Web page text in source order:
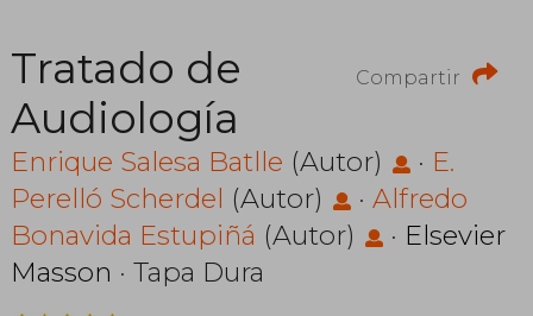
Compartir
Tratado de
Audiología
Enrique Salesa Batlle (Autor) · E.
Perelló Scherdel (Autor) · Alfredo
Bonavida Estupiñá (Autor) · Elsevier
Masson · Tapa Dura